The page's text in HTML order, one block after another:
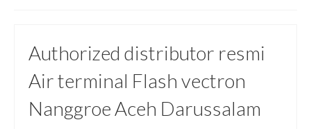
Authorized distributor resmi
Air terminal Flash vectron
Nanggroe Aceh Darussalam